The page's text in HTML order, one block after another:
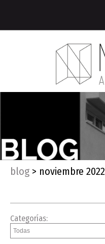
blog > noviembre 2022
Categorías: